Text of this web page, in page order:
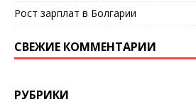
Рост зарплат в Болгарии
СВЕЖИЕ КОММЕНТАРИИ
РУБРИКИ